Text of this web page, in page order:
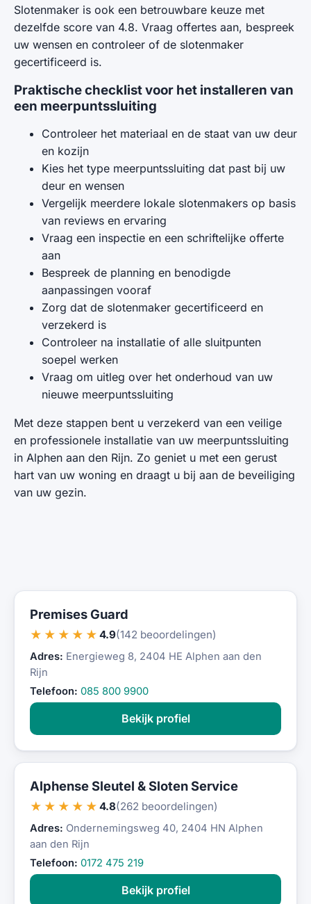
Slotenmaker is ook een betrouwbare keuze met
dezelfde score van 4.8. Vraag offertes aan, bespreek
uw wensen en controleer of de slotenmaker
gecertificeerd is.
Praktische checklist voor het installeren van
een meerpuntssluiting
Controleer het materiaal en de staat van uw deur
en kozijn
Kies het type meerpuntssluiting dat past bij uw
deur en wensen
Vergelijk meerdere lokale slotenmakers op basis
van reviews en ervaring
Vraag een inspectie en een schriftelijke offerte
aan
Bespreek de planning en benodigde
aanpassingen vooraf
Zorg dat de slotenmaker gecertificeerd en
verzekerd is
Controleer na installatie of alle sluitpunten
soepel werken
Vraag om uitleg over het onderhoud van uw
nieuwe meerpuntssluiting
Met deze stappen bent u verzekerd van een veilige
en professionele installatie van uw meerpuntssluiting
in Alphen aan den Rijn. Zo geniet u met een gerust
hart van uw woning en draagt u bij aan de beveiliging
van uw gezin.
Premises Guard
★★★★★ 4.9(142 beoordelingen)
Adres: Energieweg 8, 2404 HE Alphen aan den
Rijn
Telefoon: 085 800 9900
Bekijk profiel
Alphense Sleutel & Sloten Service
★★★★★ 4.8(262 beoordelingen)
Adres: Ondernemingsweg 40, 2404 HN Alphen
aan den Rijn
Telefoon: 0172 475 219
Bekijk profiel